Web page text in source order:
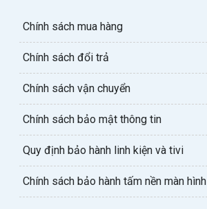
Chính sách mua hàng
Chính sách đổi trả
Chính sách vận chuyển
Chính sách bảo mật thông tin
Quy định bảo hành linh kiện và tivi
Chính sách bảo hành tấm nền màn hình